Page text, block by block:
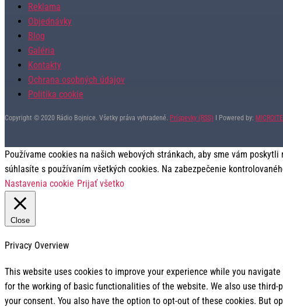
Reklama
Objednávky
Blog
Galéria
Kontakty
Ochrana osobných údajov
Politika cookie
Copyright © 2020 Rádio Bojnice. Všetky práva vyhradené. Príspevky (RSS) I Powered by:
Používame cookies na našich webových stránkach, aby sme vám
súhlasíte s používaním všetkých cookies. Na zabezpečenie
Nastavenia cookie Prijať všetko
Close
Privacy Overview
This website uses cookies to improve your experience while you
for the working of basic functionalities of the website. We also use
your consent. You also have the option to opt-out of these cookies. But